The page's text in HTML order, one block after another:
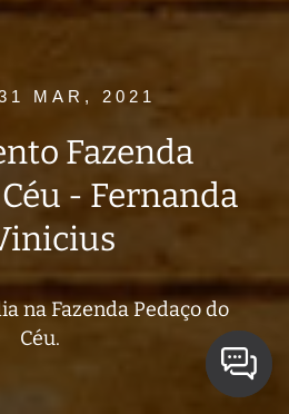
MAR, 2021
Fazenda
- Fernanda
na Fazenda Pedaço do
Céu.